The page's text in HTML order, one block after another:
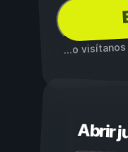
...o
Abrir